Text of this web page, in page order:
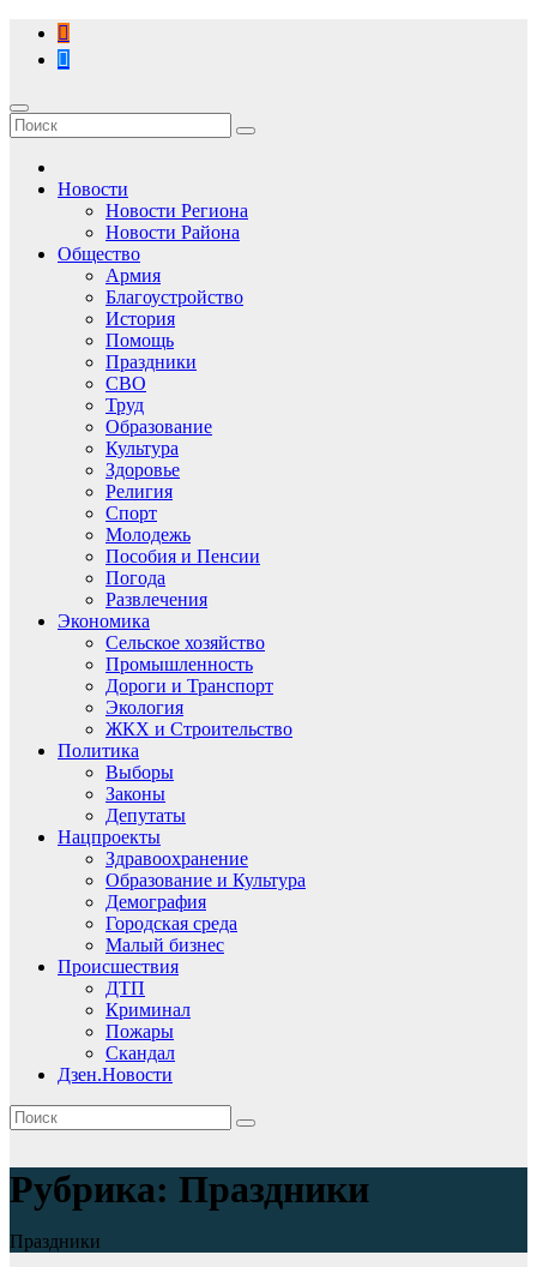
Перейти
содержимому
Новости
Новости Региона
Новости Района
Общество
Армия
Благоустройство
История
Помощь
Праздники
СВО
Труд
Образование
Культура
Здоровье
Религия
Спорт
Молодежь
Пособия и Пенсии
Погода
Развлечения
Экономика
Сельское хозяйство
Промышленность
Дороги и Транспорт
Экология
ЖКХ и Строительство
Политика
Выборы
Законы
Депутаты
Нацпроекты
Здравоохранение
Образование и Культура
Демография
Городская среда
Малый бизнес
Происшествия
ДТП
Криминал
Пожары
Скандал
Дзен.Новости
Рубрика: Праздники
Праздники